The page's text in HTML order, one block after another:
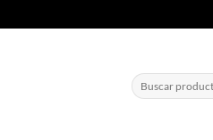
al
Buscar
por: